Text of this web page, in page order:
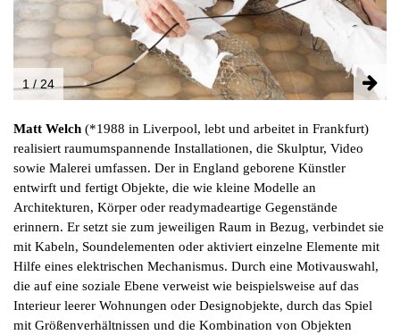
NEWSLETTER
PARTNER
IMPRESSUM
DATENSCHUTZ
1 / 24
Matt Welch (*1988 in Liverpool, lebt und arbeitet in Frankfurt)
realisiert raumumspannende Installationen, die Skulptur, Video
sowie Malerei umfassen. Der in England geborene Künstler
entwirft und fertigt Objekte, die wie kleine Modelle an
Architekturen, Körper oder readymadeartige Gegenstände
erinnern. Er setzt sie zum jeweiligen Raum in Bezug, verbindet sie
mit Kabeln, Soundelementen oder aktiviert einzelne Elemente mit
Hilfe eines elektrischen Mechanismus. Durch eine Motivauswahl,
die auf eine soziale Ebene verweist wie beispielsweise auf das
Interieur leerer Wohnungen oder Designobjekte, durch das Spiel
mit Größenverhältnissen und die Kombination von Objekten